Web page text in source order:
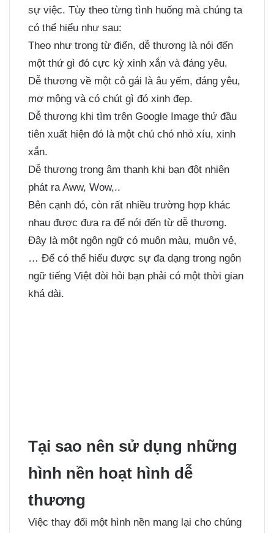
sự việc. Tùy theo từng tình huống mà chúng ta
có thể hiểu như sau:
Theo như trong từ điển, dễ thương là nói đến
một thứ gì đó cực kỳ xinh xắn và đáng yêu.
Dễ thương về một cô gái là âu yếm, đáng yêu,
mơ mộng và có chút gì đó xinh đẹp.
Dễ thương khi tìm trên Google Image thứ đầu
tiên xuất hiện đó là một chú chó nhỏ xíu, xinh
xắn.
Dễ thương trong âm thanh khi bạn đột nhiên
phát ra Aww, Wow,..
Bên cạnh đó, còn rất nhiều trường hợp khác
nhau được đưa ra để nói đến từ dễ thương.
Đây là một ngôn ngữ có muôn màu, muôn vẻ,
… Để có thể hiểu được sự đa dạng trong ngôn
ngữ tiếng Việt đòi hỏi bạn phải có một thời gian
khá dài.
Tại sao nên sử dụng những
hình nền hoạt hình dễ
thương
Việc thay đổi một hình nền mang lại cho chúng